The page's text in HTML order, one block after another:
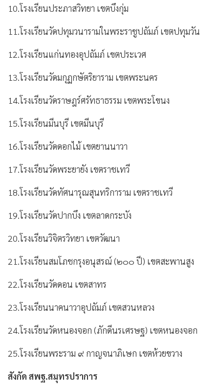
10.โรงเรียนประภาสวิทยา เขตบึงกุ่ม
11.โรงเรียนวัดปทุมวนารามในพระราชูปถัมภ์ เขตปทุมวัน
12.โรงเรียนแก่นทองอุปถัมภ์ เขตประเวศ
13.โรงเรียนวัดมกุฏกษัตริยาราม เขตพระนคร
14.โรงเรียนวัดราษฎร์ศรัทธาธรรม เขตพระโขนง
15.โรงเรียนมีนบุรี เขตมีนบุรี
16.โรงเรียนวัดดอกไม้ เขตยานนาวา
17.โรงเรียนวัดพระยายัง เขตราชเทวี
18.โรงเรียนวัดทัศนารุณสุนทริการาม เขตราชเทวี
19.โรงเรียนวัดปากบึง เขตลาดกระบัง
20.โรงเรียนวิจิตรวิทยา เขตวัฒนา
21.โรงเรียนสมโภชกรุงอนุสรณ์ (๒๐๐ ปี) เขตสะพานสูง
22.โรงเรียนวัดดอน เขตสาทร
23.โรงเรียนนาคนาวาอุปถัมภ์ เขตสวนหลวง
24.โรงเรียนวัดหนองจอก (ภักดีนรเศรษฐ) เขตหนองจอก
25.โรงเรียนพระราม ๙ กาญจนาภิเษก เขตห้วยขวาง
สังกัด สพฐ.สมุทรปราการ